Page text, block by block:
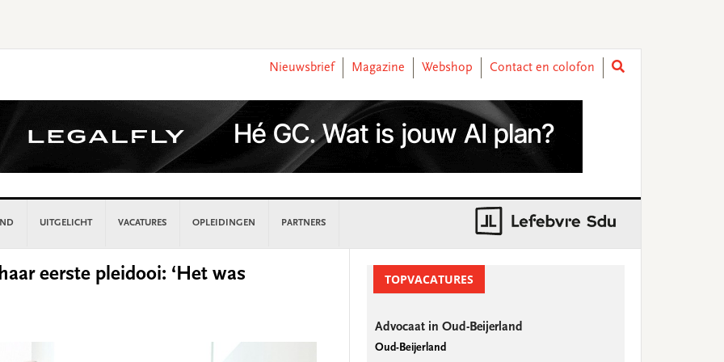
Nieuwsbrief
Magazine Webshop Contact en colofon
UITGELICHT VACATURES OPLEIDINGEN PARTNERS
eerste pleidooi: ‘Het was
SidebarTOPVACATURES
Advocaat in Oud-Beijerland
Oud-Beijerland